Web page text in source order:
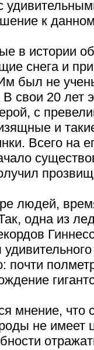
к
в истории
снега и
был не
20 лет
с
и
Всего на
людей,
одна из
почти
мнение, что
не имеет